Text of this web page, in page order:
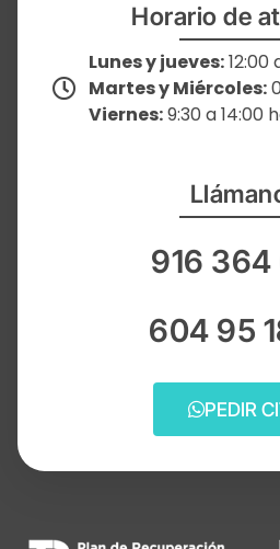
Horario de
Lunes y jueves:12:00
Martes y Miércoles:
Viernes:9:30 a 14:00
916
604 95
PEDIR